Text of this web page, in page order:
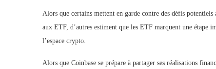
Alors que certains mettent en garde contre des défis
aux ETF, d’autres estiment que les ETF marquent une étape
l’espace crypto.
Alors que Coinbase se prépare à partager ses réalisations